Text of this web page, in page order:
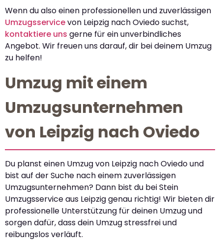
Wenn du also einen professionellen und zuverlässigen
Umzugsservicevon Leipzig nach Oviedo suchst,
kontaktiere uns gerne für ein unverbindliches
Angebot. Wir freuen uns darauf, dir bei deinem Umzug
zu helfen!
Umzug mit einem
Umzugsunternehmen
von Leipzig nach Oviedo
Du planst einen Umzug von Leipzig nach Oviedo und
bist auf der Suche nach einem zuverlässigen
Umzugsunternehmen? Dann bist du bei Stein
Umzugsservice aus Leipzig genau richtig! Wir bieten dir
professionelle Unterstützung für deinen Umzug und
sorgen dafür, dass dein Umzug stressfrei und
reibungslos verläuft.